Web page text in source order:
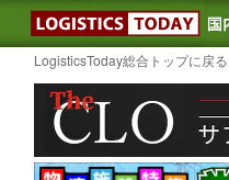
LogisticsToday総合トップに戻る